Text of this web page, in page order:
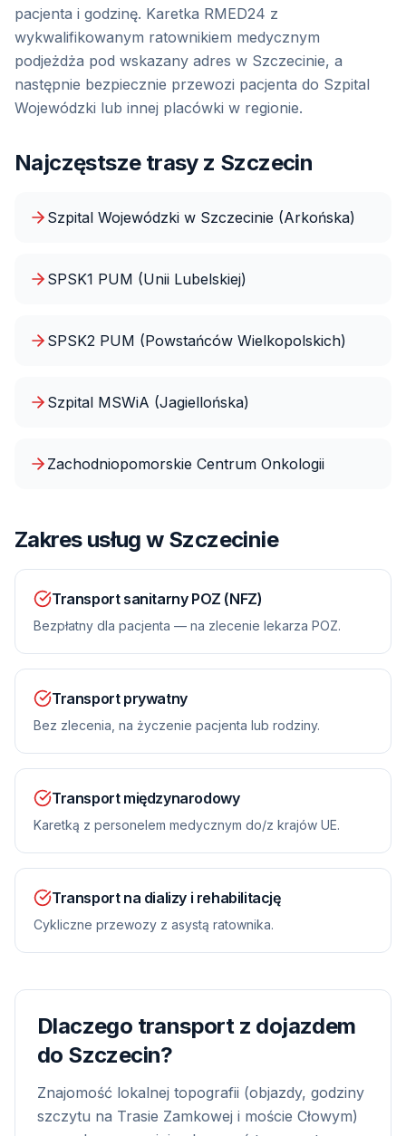
pacjenta i godzinę. Karetka RMED24 z
wykwalifikowanym ratownikiem medycznym
podjeżdża pod wskazany adres w Szczecinie, a
następnie bezpiecznie przewozi pacjenta do Szpital
Wojewódzki lub innej placówki w regionie.
Najczęstsze trasy z Szczecin
Szpital Wojewódzki w Szczecinie (Arkońska)
SPSK1 PUM (Unii Lubelskiej)
SPSK2 PUM (Powstańców Wielkopolskich)
Szpital MSWiA (Jagiellońska)
Zachodniopomorskie Centrum Onkologii
Zakres usługw Szczecinie
Transport sanitarny POZ (NFZ)
Bezpłatny dla pacjenta — na zlecenie lekarza POZ.
Transport prywatny
Bez zlecenia, na życzenie pacjenta lub rodziny.
Transport międzynarodowy
Karetką z personelem medycznym do/z krajów UE.
Transport na dializy i rehabilitację
Cykliczne przewozy z asystą ratownika.
Dlaczego transport z dojazdem
do Szczecin?
Znajomość lokalnej topografii (objazdy, godziny
szczytu na Trasie Zamkowej i moście Cłowym)